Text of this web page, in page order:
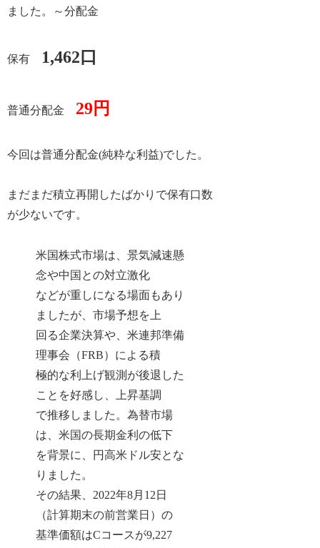
保有 1,462口
普通分配金 29円
今回は普通分配金(純粋な利益)でした。
まだまだ積立再開したばかりで保有口数
が少ないです。
米国株式市場は、景気減速懸
念や中国との対立激化
などが重しになる場面もあり
ましたが、市場予想を上
回る企業決算や、米連邦準備
理事会（FRB）による積
極的な利上げ観測が後退した
ことを好感し、上昇基調
で推移しました。為替市場
は、米国の長期金利の低下
を背景に、円高米ドル安とな
りました。
その結果、 2022年8月12日
（計算期末の前営業日）の
基準価額はCコースが9,227